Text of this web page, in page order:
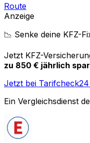
Route
Anzeige
📉 Senke deine KFZ-
Jetzt KFZ-
zu 850 € jährlich
Jetzt bei
Ein Vergleichsdienst